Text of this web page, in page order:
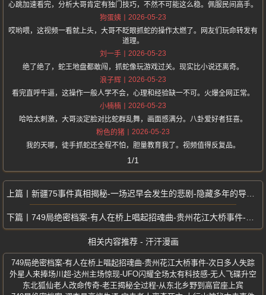
心跳加速看完，分析大哥肯定有独门技巧，不然不可能这么稳。佩服民间高手。
狗蛋姨
2026-05-23
哎哟喂，这视频一看就上头，大哥不眨眼抓蛇的操作太燃了。网友们玩命转发有
道理。
刘一手
2026-05-23
绝了绝了，蛇王地盘都敢闯，抓蛇像玩游戏过关。现实比小说还离奇。
浪子辉
2026-05-23
看完直呼牛逼，这操作一般人学不会，心理和经验缺一不可。火爆全网正常。
小楠楠
2026-05-23
哈哈太刺激，大哥淡定脸对比蛇群乱舞，画面感满分。八卦爱好者狂喜。
粉色的猪
2026-05-23
我的天哪，徒手抓蛇还全程不怕，胆量教育我了。视频值得反复品。
1/1
新疆75事件真相揭秘-一场迟早会发生的悲剧-隐藏多年的导火索终于曝光
749局绝密档案-有人在桥上唱起招魂曲-贵州花江大桥事件-次日多人失踪
相关内容推荐 - 汗汗漫画
749局绝密档案-有人在桥上唱起招魂曲-贵州花江大桥事件-次日多人失踪
外星人来捧场川超-达州主场惊现-UFO闪耀全场太有科技感-无人飞碟升空
东北狐仙老人改命传奇-老王揭秘全过程-从东北乡野到高官座上宾